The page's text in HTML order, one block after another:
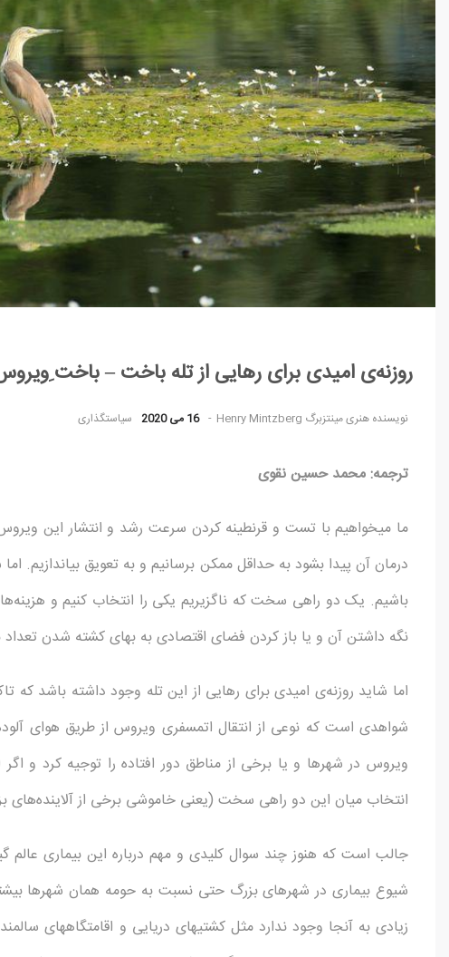
روزنه‌ی امیدی برای رهایی از تله باخت – باخت
نویسنده هنری مینتزبرگ Henry Mintzberg 16 می 2020 سیاستگذاری
ترجمه: محمد حسین نقوی
ما می­خواهیم با تست و قرنطینه کردن سرعت رشد و انتشار این
باشیم. یک دو راهی سخت که ناگزیریم یکی را انتخاب کنیم و
نگه داشتن آن و یا باز کردن فضای اقتصادی به بهای کشته شدن تعداد
اما شاید روزنه­‌ی امیدی برای رهایی از این تله­ وجود داشته باشد که
شواهدی است که نوعی از انتقال اتمسفری ویروس از طریق هوای
ویروس در شهرها و یا برخی از مناطق دور افتاده را توجیه کرد و
انتخاب میان این دو راهی سخت (یعنی خاموشی برخی از آلاینده­‌های
جالب است که هنوز چند سوال کلیدی و مهم درباره این بیماری عالم
شیوع بیماری در شهرهای بزرگ حتی نسبت به حومه همان شهرها
زیادی به آنجا وجود ندارد مثل کشتی­های دریایی و اقامتگاههای